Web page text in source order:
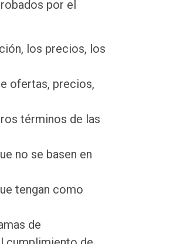
por el
los precios, los
ofertas, precios,
términos de las
no se basen en
tengan como
de